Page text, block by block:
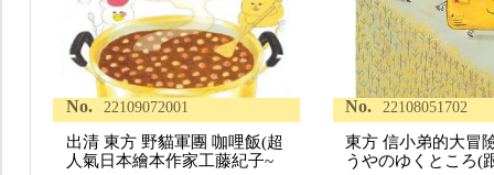
No. 22109072001
出清 東方 野貓軍團 咖哩飯(超
人氣日本繪本作家工藤紀子~
No. 22108051702
東方 信小弟的大冒
うやのゆくところ(